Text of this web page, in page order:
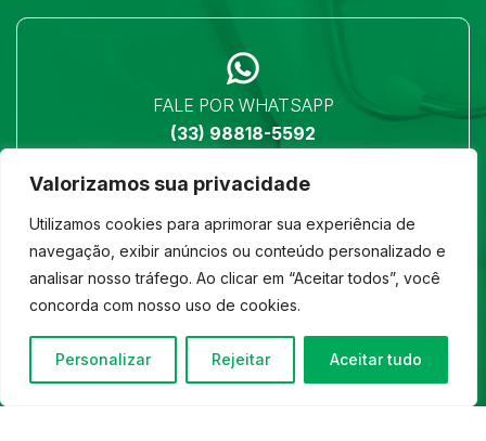
Valorizamos sua privacidade
Utilizamos cookies para aprimorar sua experiência de
navegação, exibir anúncios ou conteúdo personalizado e
analisar nosso tráfego. Ao clicar em “Aceitar todos”, você
concorda com nosso uso de cookies.
Personalizar Rejeitar Aceitar tudo
FALE POR WHATSAPP
(33) 98818-5592
LOCALIZAÇÃO